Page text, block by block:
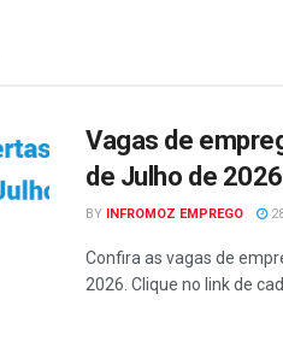
Vagas de
de Julho de 2026
BY INFROMOZ EMPREGO
Confira as vagas de
2026. Clique no link de